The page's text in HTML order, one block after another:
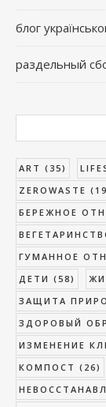
блог
раздельный
ART (35)
ZEROWASTE
БЕРЕЖНОЕ
ГУМАННОЕ
ДЕТИ (58)
ЗАЩИТА
ЗДОРОВЫЙ
ИЗМЕНЕНИЕ
КОМПОСТ (26)